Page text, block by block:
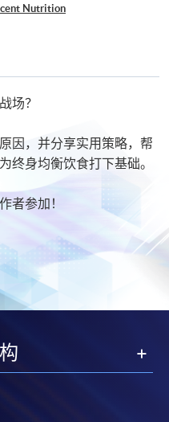
Nutrition
and Health Promotion
场？
因，并分享实用策略，帮
终身均衡饮食打下基础。
者参加！